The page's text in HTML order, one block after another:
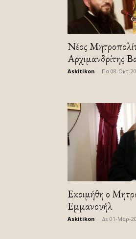
Νέος
Αρχιμανδρίτης
Askitikon Πα 08-Οκτ-
Εκοιμήθη ο
Εμμανουήλ
Askitikon Δε 01-Μαρ-